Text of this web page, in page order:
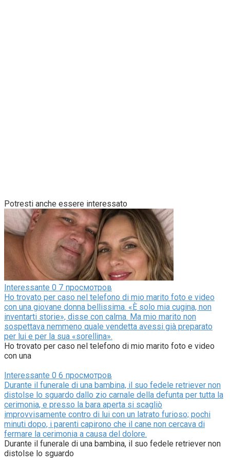
Potresti anche essere interessato
Interessante 0 7 просмотров
Ho trovato per caso nel telefono di mio marito foto e video
con una giovane donna bellissima. «È solo mia cugina, non
inventarti storie», disse con calma. Ma mio marito non
sospettava nemmeno quale vendetta avessi già preparato
per lui e per la sua «sorellina».
Ho trovato per caso nel telefono di mio marito foto e video
con una
Interessante 0 6 просмотров
Durante il funerale di una bambina, il suo fedele retriever non
distolse lo sguardo dallo zio carnale della defunta per tutta la
cerimonia, e presso la bara aperta si scagliò
improvvisamente contro di lui con un latrato furioso; pochi
minuti dopo, i parenti capirono che il cane non cercava di
fermare la cerimonia a causa del dolore.
Durante il funerale di una bambina, il suo fedele retriever non
distolse lo sguardo